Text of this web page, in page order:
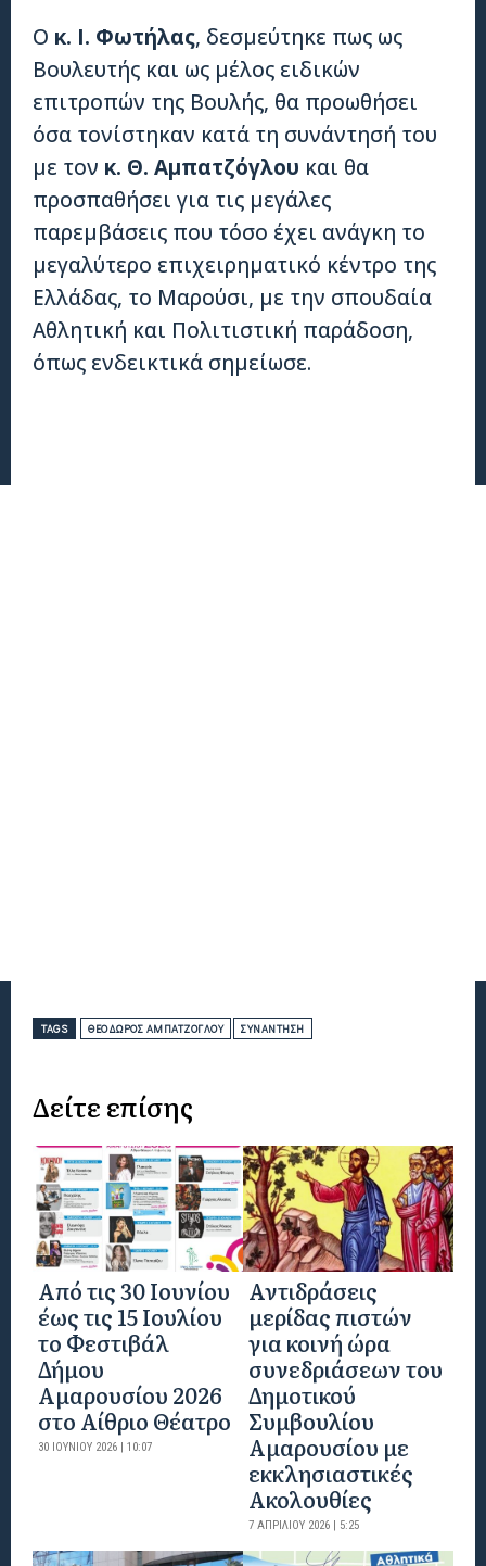
Ο κ. Ι. Φωτήλας, δεσμεύτηκε πως ως
Βουλευτής και ως μέλος ειδικών
επιτροπών της Βουλής, θα προωθήσει
όσα τονίστηκαν κατά τη συνάντησή του
με τον κ. Θ. Αμπατζόγλου και θα
προσπαθήσει για τις μεγάλες
παρεμβάσεις που τόσο έχει ανάγκη το
μεγαλύτερο επιχειρηματικό κέντρο της
Ελλάδας, το Μαρούσι, με την σπουδαία
Αθλητική και Πολιτιστική παράδοση,
όπως ενδεικτικά σημείωσε.
TAGS ΘΕΌΔΩΡΟΣ ΑΜΠΑΤΖΌΓΛΟΥ ΣΥΝΆΝΤΗΣΗ
Δείτε επίσης
Από τις 30 Ιουνίου
έως τις 15 Ιουλίου
το Φεστιβάλ
Δήμου
Αμαρουσίου 2026
στο Αίθριο Θέατρο
30 ΙΟΥΝΊΟΥ 2026 | 10:07
Αντιδράσεις
μερίδας πιστών
για κοινή ώρα
συνεδριάσεων του
Δημοτικού
Συμβουλίου
Αμαρουσίου με
εκκλησιαστικές
Ακολουθίες
7 ΑΠΡΙΛΊΟΥ 2026 | 5:25